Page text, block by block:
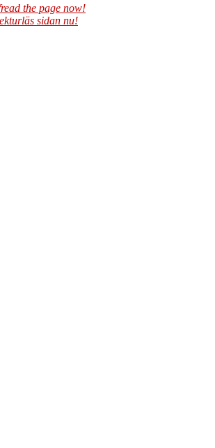
the page now!
sidan nu!